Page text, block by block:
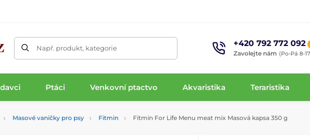
Např. produkt, kategorie +420 792 772 092
Zavolejte nám (Po-Pá 8-
Ptáci Venkovní ptactvo Akvaristika Teraristika
Masové vaničky pro psy Fitmin Fitmin For Life Menu meat mix Masová kapsa 350 g